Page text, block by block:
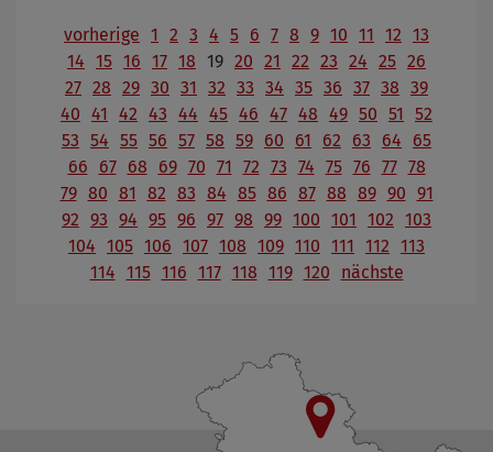
vorherige 1 2 3 4 5 6 7 8 9 10 11 12 13
14 15 16 17 18 19 20 21 22 23 24 25 26
27 28 29 30 31 32 33 34 35 36 37 38 39
40 41 42 43 44 45 46 47 48 49 50 51
52
53 54 55 56 57 58 59 60 61 62 63 64
65
66
67 68 69 70 71 72 73 74 75 76 77 78
79 80 81 82 83 84 85 86 87 88 89 90 91
92 93 94 95 96 97 98 99 100 101 102 103
104 105 106 107 108 109 110 111 112 113
114 115 116 117 118 119 120 nächste